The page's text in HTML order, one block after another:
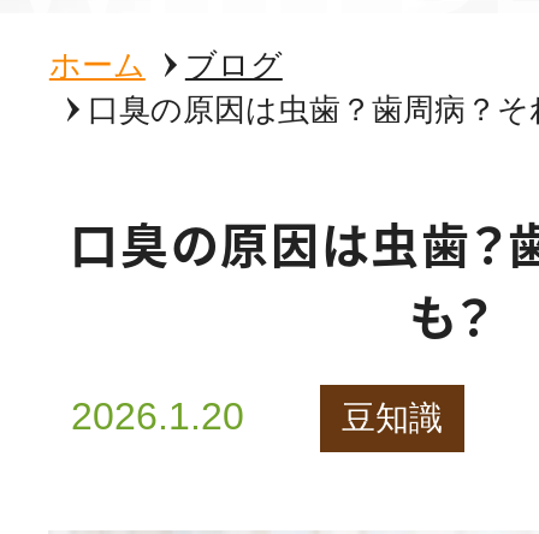
ホーム
ブログ
口臭の原因は虫歯？歯周病？
口臭の原因は虫歯？
も？
2026.1.20 豆知識